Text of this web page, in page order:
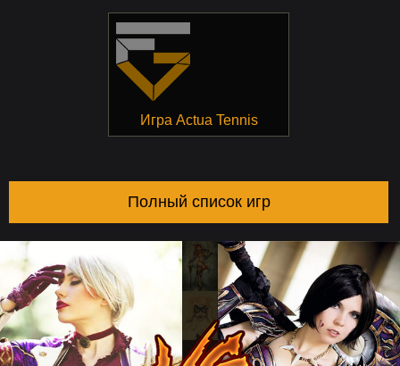
Игра Actua Tennis
Полный список игр